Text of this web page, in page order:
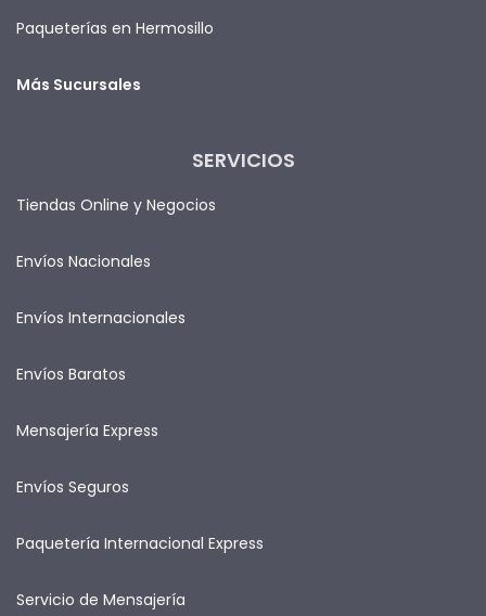
Paqueterías en Hermosillo
Más Sucursales
SERVICIOS
Tiendas Online y Negocios
Envíos Nacionales
Envíos Internacionales
Envíos Baratos
Mensajería Express
Envíos Seguros
Paquetería Internacional Express
Servicio de Mensajería